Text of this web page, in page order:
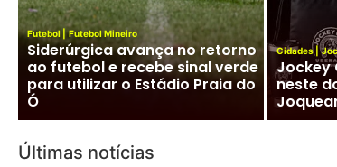
Futebol Futebol Mineiro
Siderúrgica avança no retorno
ao futebol e recebe sinal verde
para utilizar o Estádio Praia do
Ó
Cidades|
Jockey
neste
Últimas notícias